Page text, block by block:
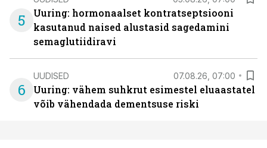
5
Uuring: hormonaalset kontratseptsiooni
kasutanud naised alustasid sagedamini
semaglutiidiravi
6
UUDISED 07.08.26, 07:00
Uuring: vähem suhkrut esimestel eluaastatel
võib vähendada dementsuse riski